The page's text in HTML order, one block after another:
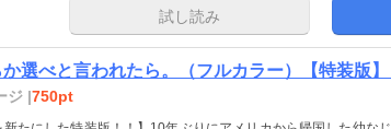
試し読み
か選べと言われたら。（フルカラー）【特装版
ジ |750pt